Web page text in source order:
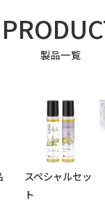
製品一覧
スペシャルセッ
ト